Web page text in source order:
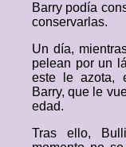
Barry podía
conservarlas.
Un día,
pelean por un
este le azota,
Barry, que le
edad.
Tras ello,